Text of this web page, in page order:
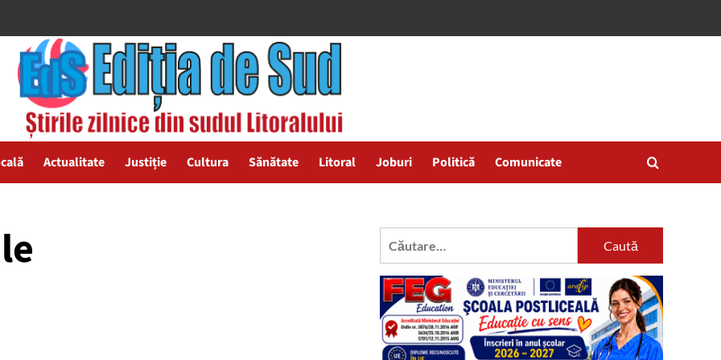
Actualitate Justiție Cultura Sănătate Litoral Joburi Politică Comunicate
Caută